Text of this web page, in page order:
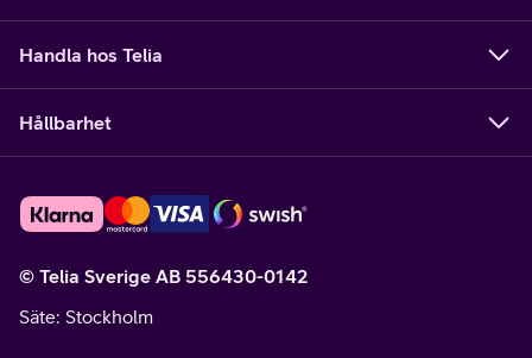
Handla hos Telia
Hållbarhet
© Telia Sverige AB 556430-0142
Säte: Stockholm